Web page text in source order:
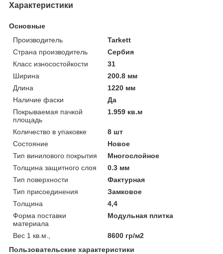
Характеристики
Основные
Производитель
Tarkett
Страна производитель
Сербия
Класс износостойкости
31
Ширина
200.8 мм
Длина
1220 мм
Наличие фаски
Да
Покрываемая пачкой
площадь
1.959 кв.м
Количество в упаковке
8 шт
Состояние
Новое
Тип винилового покрытия
Многослойное
Толщина защитного слоя
0.3 мм
Тип поверхности
Фактурная
Тип присоединения
Замковое
Толщина
4,4
Форма поставки
материала
Модульная плитка
Вес 1 кв.м.,
8600 гр/м2
Пользовательские характеристики